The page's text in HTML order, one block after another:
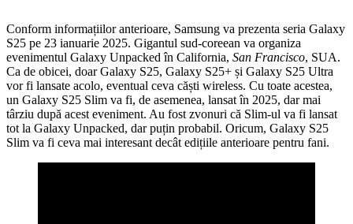
Conform informațiilor anterioare, Samsung va prezenta seria Galaxy
S25 pe 23 ianuarie 2025. Gigantul sud-coreean va organiza
evenimentul Galaxy Unpacked în California, San Francisco, SUA.
Ca de obicei, doar Galaxy S25, Galaxy S25+ și Galaxy S25 Ultra
vor fi lansate acolo, eventual ceva căști wireless. Cu toate acestea,
un Galaxy S25 Slim va fi, de asemenea, lansat în 2025, dar mai
târziu după acest eveniment. Au fost zvonuri că Slim-ul va fi lansat
tot la Galaxy Unpacked, dar puțin probabil. Oricum, Galaxy S25
Slim va fi ceva mai interesant decât edițiile anterioare pentru fani.